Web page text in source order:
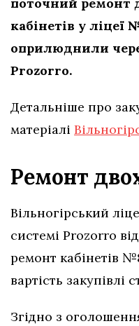
поточний ремонт
кабінетів у
оприлюднили
Prozorro.
Детальніше про
матеріалі
Ремонт
Вільногірський
системі Prozorro
ремонт кабінетів
вартість закупівлі
Згідно з